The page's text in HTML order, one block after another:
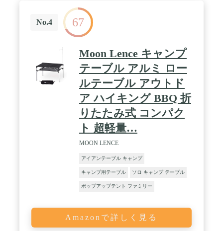
No.4 67
Moon Lence キャンプ
テーブル アルミ ロー
ルテーブル アウトド
ア ハイキング BBQ 折
りたたみ式 コンパク
ト 超軽量…
MOON LENCE
アイアンテーブル キャンプ
キャンプ用テーブル ソロ キャンプ テーブル
ポップアップテント ファミリー
Amazonで詳しく見る